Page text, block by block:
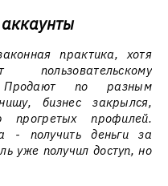
практика, хотя
пользовательскому
Продают по разным
бизнес закрылся,
профилей.
- получить деньги за
уже получил доступ, но